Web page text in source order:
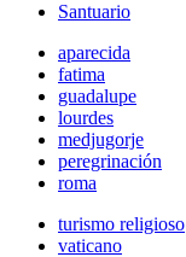
Santuario
aparecida
fatima
guadalupe
lourdes
medjugorje
peregrinación
roma
turismo religioso
vaticano